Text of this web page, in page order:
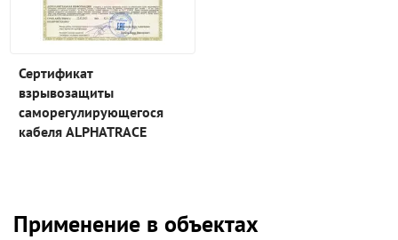
Сертификат
взрывозащиты
саморегулирующегося
кабеля ALPHATRACE
Применение в объектах